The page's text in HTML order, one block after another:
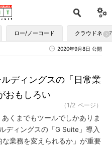
ロー/ノーコード クラウドネイ
2020年9月8日 公開
ディングスの「日常業
おもしろい
（1/2 ページ）
くまでもツールでしかありま
ディングスの「G Suite」導入
業務を変えられるか」が重要